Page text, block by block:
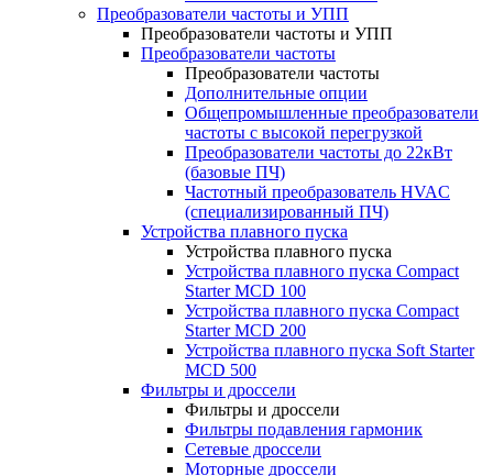
Преобразователи частоты и УПП
Преобразователи частоты и УПП
Преобразователи частоты
Преобразователи частоты
Дополнительные опции
Общепромышленные преобразователи
частоты с высокой перегрузкой
Преобразователи частоты до 22кВт
(базовые ПЧ)
Частотный преобразователь HVAC
(специализированный ПЧ)
Устройства плавного пуска
Устройства плавного пуска
Устройства плавного пуска Compact
Starter MCD 100
Устройства плавного пуска Compact
Starter MCD 200
Устройства плавного пуска Soft Starter
MCD 500
Фильтры и дроссели
Фильтры и дроссели
Фильтры подавления гармоник
Сетевые дроссели
Моторные дроссели